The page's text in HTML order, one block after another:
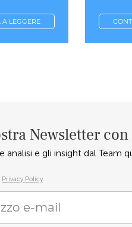
LEGGERE
Newsletter
analisi e gli insight dal Team
Privacy Policy.